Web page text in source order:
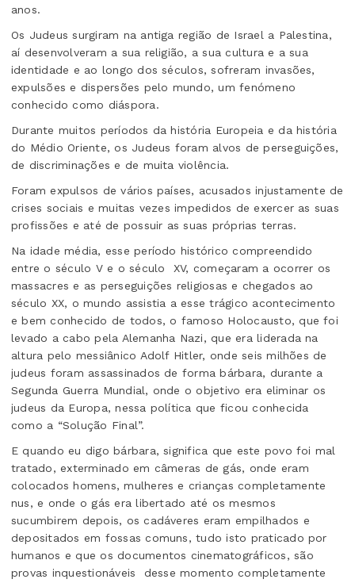
anos.
Os Judeus surgiram na antiga região de Israel a Palestina,
aí desenvolveram a sua religião, a sua cultura e a sua
identidade e ao longo dos séculos, sofreram invasões,
expulsões e dispersões pelo mundo, um fenómeno
conhecido como diáspora.
Durante muitos períodos da história Europeia e da história
do Médio Oriente, os Judeus foram alvos de perseguições,
de discriminações e de muita violência.
Foram expulsos de vários países, acusados injustamente de
crises sociais e muitas vezes impedidos de exercer as suas
profissões e até de possuir as suas próprias terras.
Na idade média, esse período histórico compreendido
entre o século V e o século
XV, começaram a ocorrer os
massacres e as perseguições religiosas e chegados ao
século XX, o mundo assistia a esse trágico acontecimento
e bem conhecido de todos, o famoso Holocausto, que foi
levado a cabo pela Alemanha Nazi, que era liderada na
altura pelo messiânico Adolf Hitler, onde seis milhões de
judeus foram assassinados de forma bárbara, durante a
Segunda Guerra Mundial, onde o objetivo era eliminar os
judeus da Europa, nessa política que ficou conhecida
como a “Solução Final”.
E quando eu digo bárbara, significa que este povo foi mal
tratado, exterminado em câmeras de gás, onde eram
colocados homens, mulheres e crianças completamente
nus, e onde o gás era libertado até os mesmos
sucumbirem depois, os cadáveres eram empilhados e
depositados em fossas comuns, tudo isto praticado por
humanos e que os documentos cinematográficos, são
provas inquestionáveis
desse momento completamente